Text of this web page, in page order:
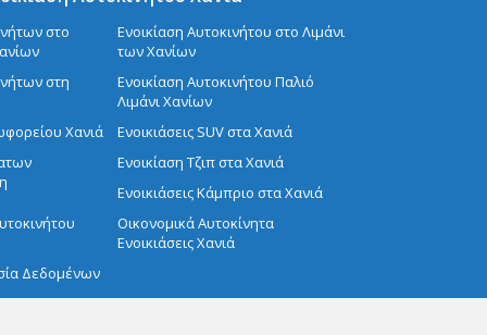
στο
Ενοικίαση Aυτοκινήτου στο Λιμάνι
των Χανίων
στη
Ενοικίαση Αυτοκινήτου Παλιό
Λιμάνι Χανίων
Χανιά
Ενοικιάσεις SUV στα Χανιά
Ενοικίαση Τζιπ στα Χανιά
Ενοικιάσεις Κάμπριο στα Χανιά
Οικονομικά Αυτοκίνητα
Ενοικιάσεις Χανιά
Δεδομένων